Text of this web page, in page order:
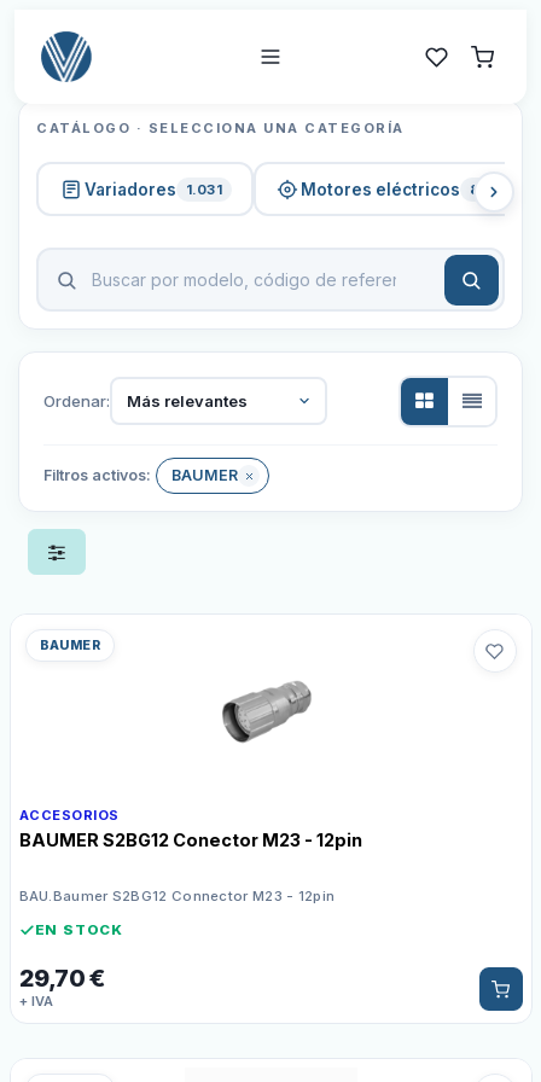
CATÁLOGO · SELECCIONA UNA CATEGORÍA
Variadores 1.031 Motores eléctricos 820
Ordenar: Más relevantes
Filtros activos: BAUMER
BAUMER
ACCESORIOS
BAUMER S2BG12 Conector M23 - 12pin
BAU.Baumer S2BG12 Connector M23 - 12pin
EN STOCK
29,70€
+ IVA